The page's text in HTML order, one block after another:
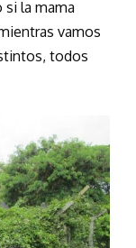
la mama
vamos
todos